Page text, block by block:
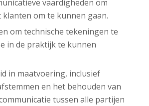
vaardigheden om
om te kunnen gaan.
om technische tekeningen te
in de praktijk te kunnen
in maatvoering, inclusief
en het behouden van
tussen alle partijen